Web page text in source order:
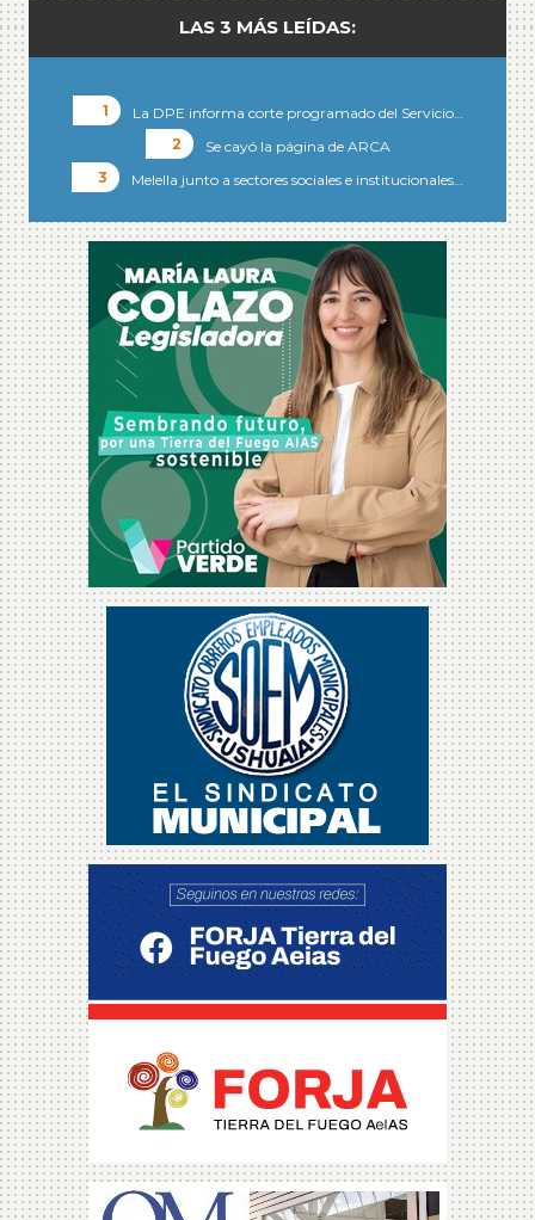
LAS 3 MÁS LEÍDAS:
La DPE informa corte programado del Servicio…
Se cayó la página de ARCA
Melella junto a sectores sociales e institucionales…